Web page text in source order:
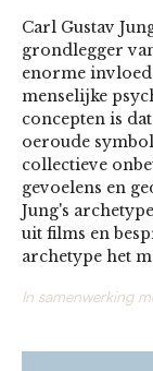
Carl Gustav
grondlegger
enorme
menselijke
concepten is
oeroude
collectieve
gevoelens en
Jung's
uit films en
archetype het
In samenwerking